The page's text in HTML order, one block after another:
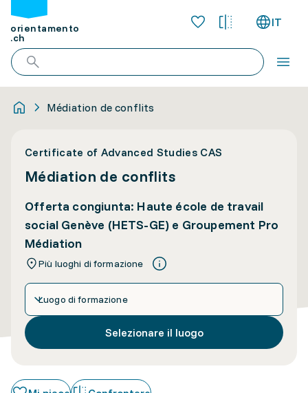
orientamento
.ch
IT
Médiation de conflits
Certificate of Advanced Studies CAS
Médiation de conflits
Offerta congiunta: Haute école de travail
social Genève (HETS-GE) e Groupement Pro
Médiation
Più luoghi di formazione
Luogo di formazione
Selezionare il luogo